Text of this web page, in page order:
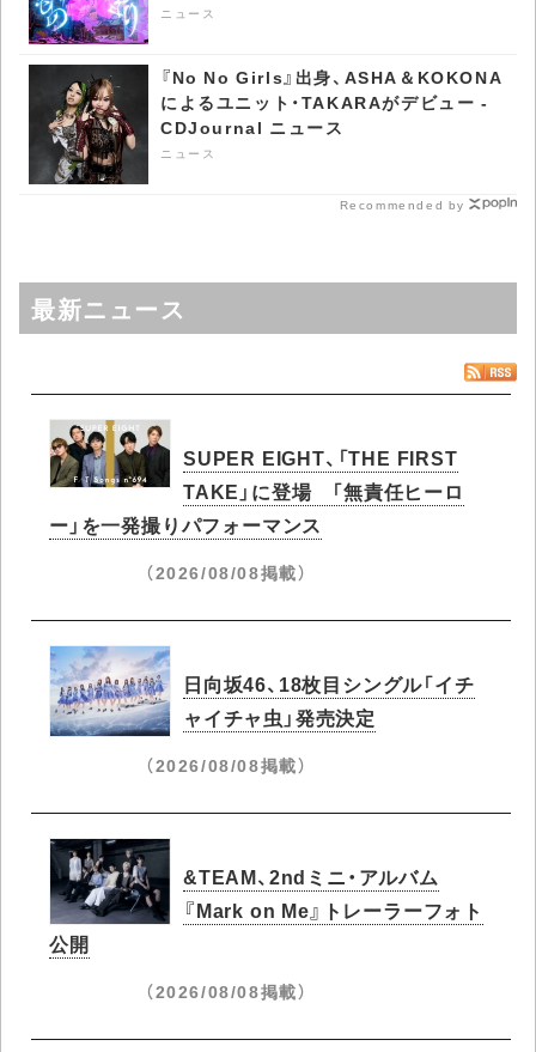
ニュース
『No No Girls』出身、ASHA＆KOKONA
によるユニット・TAKARAがデビュー -
CDJournal ニュース
ニュース
Recommended by
最新ニュース
SUPER EIGHT、「THE FIRST
TAKE」に登場 「無責任ヒーロ
ー」を一発撮りパフォーマンス
（2026/08/08掲載）
日向坂46、18枚目シングル「イチ
ャイチャ虫」発売決定
（2026/08/08掲載）
&TEAM、2ndミニ・アルバム
『Mark on Me』トレーラーフォト
公開
（2026/08/08掲載）